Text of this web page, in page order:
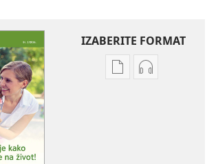
IZABERITE FORMAT
PostavkePostavke